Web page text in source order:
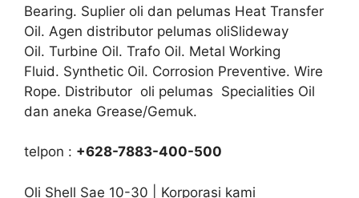
Bearing. Suplier oli dan pelumas Heat Transfer
Oil. Agen distributor pelumas oliSlideway
Oil. Turbine Oil. Trafo Oil. Metal Working
Fluid. Synthetic Oil. Corrosion Preventive. Wire
Rope. Distributor oli pelumas Specialities Oil
dan aneka Grease/Gemuk.
telpon : +628-7883-400-500
Oli Shell Sae 10-30 | Korporasi kami